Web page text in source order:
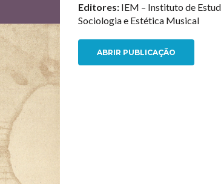
Editores: IEM – Instituto de
Sociologia e Estética Musical
ABRIR PUBLICAÇÃO